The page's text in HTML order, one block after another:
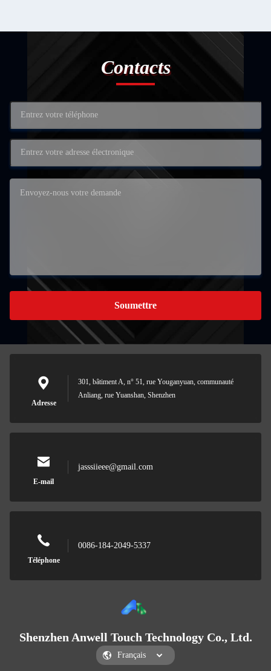
Contacts
Soumettre
Adresse
301, bâtiment A, n° 51, rue Youganyuan, communauté
Anliang, rue Yuanshan, Shenzhen
E-mail
jasssiieee@gmail.com
Téléphone
0086-184-2049-5337
Shenzhen Anwell Touch Technology Co., Ltd.